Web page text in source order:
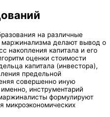
на различные
маржинализма делают вывод о
накопления капитала и его
оценки стоимости
капитала (инвестора),
предельной
совершенно иную
инструментарий
формулируют
микроэкономических